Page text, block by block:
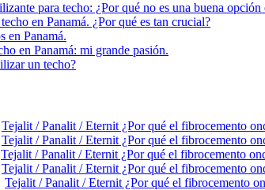
para techo: ¿Por qué no es una buena opción
en Panamá. ¿Por qué es tan crucial?
en Panamá.
en Panamá: mi grande pasión.
un techo?
Tejalit / Panalit / Eternit ¿Por qué el fibrocemento
Tejalit / Panalit / Eternit ¿Por qué el fibrocemento
Tejalit / Panalit / Eternit ¿Por qué el fibrocemento
Tejalit / Panalit / Eternit ¿Por qué el fibrocemento
Tejalit / Panalit / Eternit ¿Por qué el fibrocemento